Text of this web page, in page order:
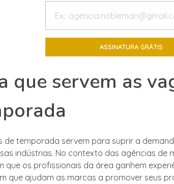
que servem as
de temporada servem para suprir a
indústrias. No contexto das agências de
que os profissionais da área ganhem
que ajudam as marcas a promover seus